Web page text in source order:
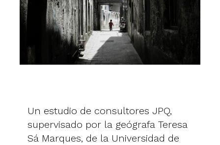
Un estudio de consultores JPQ,
supervisado ​​por la geógrafa Teresa
Sá Marques, de la Universidad de